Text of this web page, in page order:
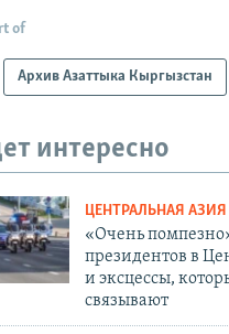
of
Архив Азаттыка Кыргызстан
интересно
ЦЕНТРАЛЬНАЯ АЗИЯ
«Очень
президентов в
и эксцессы,
связывают